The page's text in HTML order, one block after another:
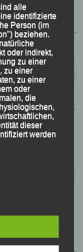
alle
identifizierte
Person (im
beziehen.
oder indirekt,
zu einer
zu einer
zu einer
oder
die
dieser
werden
oder
dem für die
verarbeitet